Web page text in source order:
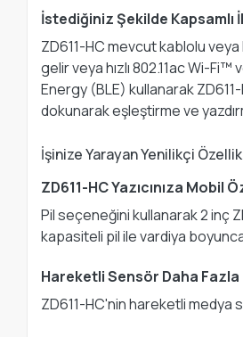
İstediğiniz Şekilde Kapsamlı
ZD611-HC mevcut kablolu
gelir veya hızlı 802.11ac Wi-
Energy (BLE) kullanarak
dokunarak eşleştirme ve
İşinize Yarayan Yenilikçi
ZD611-HC Yazıcınıza Mobil
Pil seçeneğini kullanarak 2 inç
kapasiteli pil ile vardiya
Hareketli Sensör Daha
ZD611-HC'nin hareketli medya